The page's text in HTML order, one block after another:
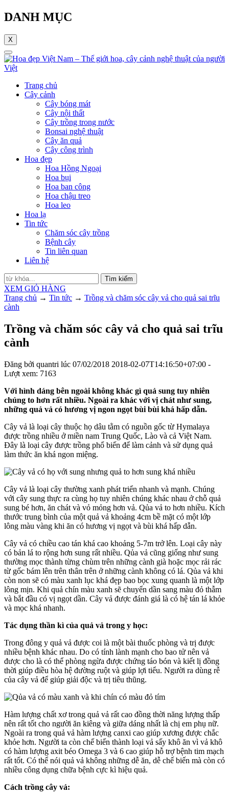
DANH MỤC
X
Trang chủ
Cây cảnh
Cây bóng mát
Cây nội thất
Cây trồng trong nước
Bonsai nghệ thuật
Cây ăn quả
Cây công trình
Hoa đẹp
Hoa Hồng Ngoại
Hoa bụi
Hoa ban công
Hoa chậu treo
Hoa leo
Hoa lạ
Tin tức
Chăm sóc cây trồng
Bệnh cây
Tin liên quan
Liên hệ
Tìm kiếm
XEM GIỎ HÀNG
Trang chủ → Tin tức → Trồng và chăm sóc cây vả cho quả sai trĩu
cành
Trồng và chăm sóc cây vả cho quả sai trĩu
cành
Đăng bởi quantri lúc 07/02/2018 2018-02-07T14:16:50+07:00 -
Lượt xem: 7163
Với hình dáng bên ngoài không khác gì quả sung tuy nhiên
chúng to hơn rất nhiều. Ngoài ra khác với vị chát như sung,
những quả vả có hương vị ngon ngọt bùi bùi khá hấp dẫn.
Cây vả là loại cây thuộc họ dâu tằm có nguồn gốc từ Hymalaya
được trồng nhiều ở miền nam Trung Quốc, Lào và cả Việt Nam.
Đây là loại cây được trồng phổ biến để làm cảnh và sử dụng quả
làm thức ăn khá ngon miệng.
Cây vả là loại cây thường xanh phát triển nhanh và mạnh. Chúng
với cây sung thực ra cùng họ tuy nhiên chúng khác nhau ở chỗ quả
sung bé hơn, ăn chát và vỏ mỏng hơn vả. Qủa vả to hơn nhiều. Kích
thước trung bình của một quả vả khoảng 4cm bề mặt có một lớp
lông màu vàng khi ăn có hương vị ngọt và bùi khá hấp dẫn.
Cây vả có chiều cao tán khá cao khoảng 5-7m trở lên. Loại cây này
có bản lá to rộng hơn sung rất nhiều. Qủa vả cũng giống như sung
thường mọc thành từng chùm trên những cành già hoặc mọc rải rác
từ gốc bám lên trên thân trên ở những cành không có lá. Qủa vả khi
còn non sẽ có màu xanh lục khá đẹp bao bọc xung quanh là một lớp
lông mịn. Khi quả chín màu xanh sẽ chuyển dần sang màu đỏ thẫm
và bắt đầu có vị ngọt dần. Cây vả được đánh giá là có hệ tán lá khỏe
và mọc khá nhanh.
Tác dụng thần kì của quả vả trong y học:
Trong đông y quả vả được coi là một bài thuốc phòng và trị được
nhiều bệnh khác nhau. Do có tính lành mạnh cho bao tử nên vả
được cho là có thể phòng ngừa được chứng táo bón và kiết lị đồng
thời giúp điều hòa hệ đường ruột và giúp lợi tiểu. Người ra dùng rễ
của cây vả để giúp giải độc và trị tiêu thũng.
Hàm lượng chất xơ trong quả vả rất cao đồng thời năng lượng thấp
nên rất tốt cho người ăn kiêng và giữa dáng nhất là chị em phụ nữ.
Ngoài ra trong quả vả hàm lượng canxi cao giúp xương được chắc
khỏe hơn. Người ta còn chế biến thành loại vả sấy khô ăn vì vả khô
có hàm lượng axit béo Omega 3 và 6 cao giúp hỗ trợ bệnh tim mạch
rất tốt. Có thể nói quả vả không những dễ ăn, dễ chế biến mà còn có
nhiều công dụng chữa bệnh cực kì hiệu quả.
Cách trồng cây vả: